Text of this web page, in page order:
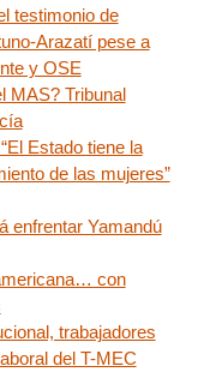
testimonio de
Arazatí pese a
y OSE
MAS? Tribunal
Estado tiene la
de las mujeres”
enfrentar Yamandú
con
trabajadores
del T-MEC